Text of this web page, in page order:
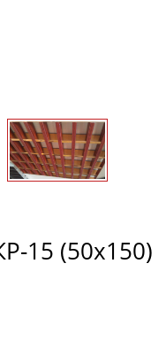
15 (50х150)